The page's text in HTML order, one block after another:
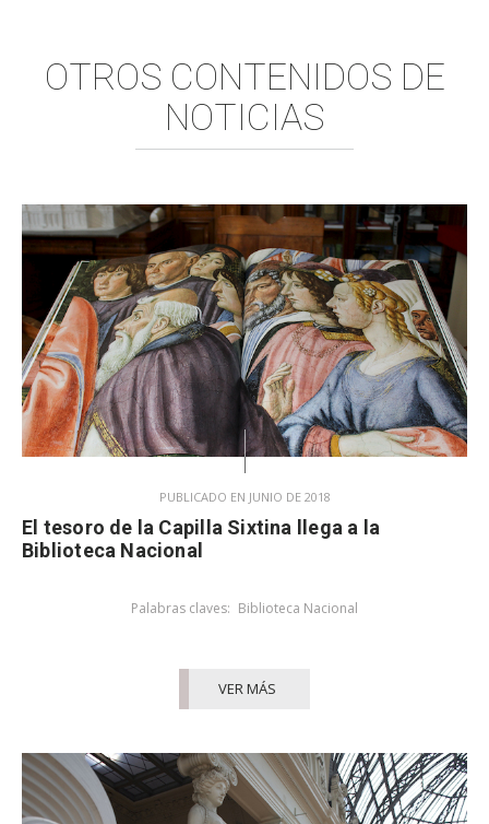
OTROS CONTENIDOS DE
NOTICIAS
PUBLICADO EN JUNIO DE 2018
El tesoro de la Capilla Sixtina llega a la
Biblioteca Nacional
Palabras claves: Biblioteca Nacional
VER MÁS